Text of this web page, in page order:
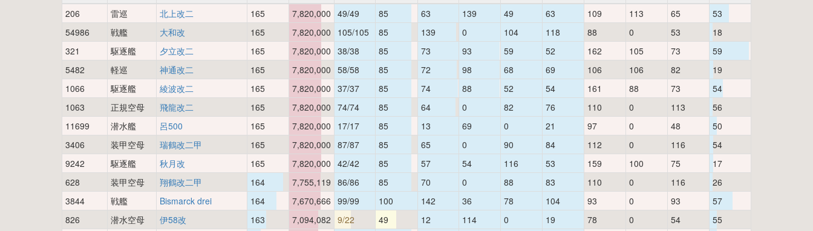
206 雷巡 北上改二 165 7,820,000 49/49 85 63 139 49 63 109 113 65
53
54986
戦艦 大和改 165 7,820,000 105/105 85 139 0 104 118 88 0 53
18
321
駆逐艦 夕立改二 165 7,820,000 38/38 85 73 93 59 52 162 105 73
59
5482
軽巡 神通改二 165 7,820,000 58/58 85 72 98 68 69 106 106 82
19
1066
駆逐艦 綾波改二 165 7,820,000 37/37 85 74 88 52 54 161 88 73
54
1063
正規空母 飛龍改二 165 7,820,000 74/74 85 64 0 82 76 110 0 113
56
11699
潜水艦 呂500 165 7,820,000 17/17 85 13 69 0 21 97 0 48
50
3406
装甲空母 瑞鶴改二甲 165 7,820,000 87/87 85 65 0 90 84 112 0 116
54
9242
駆逐艦 秋月改 165 7,820,000 42/42 85 57 54 116 53 159 100 75
17
628
装甲空母 翔鶴改二甲 164 7,755,119 86/86 85 70 0 88 83 110 0 116
26
3844
戦艦 Bismarck drei 164 7,670,666 99/99 100 142 36 78 104 93 0 93
57
826
潜水空母 伊58改 163 7,094,082 9/22 49 12 114 0 19 78 0 54
55